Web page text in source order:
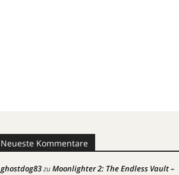
Neueste Kommentare
ghostdog83zuMoonlighter 2: The Endless Vault –